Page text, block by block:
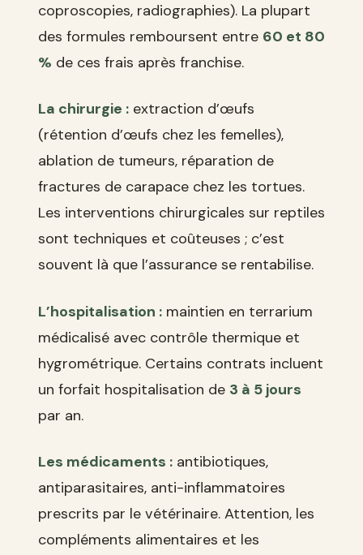
coproscopies, radiographies). La plupart
des formules remboursent entre 60 et 80
% de ces frais après franchise.
La chirurgie : extraction d’œufs
(rétention d’œufs chez les femelles),
ablation de tumeurs, réparation de
fractures de carapace chez les tortues.
Les interventions chirurgicales sur reptiles
sont techniques et coûteuses ; c’est
souvent là que l’assurance se rentabilise.
L’hospitalisation : maintien en terrarium
médicalisé avec contrôle thermique et
hygrométrique. Certains contrats incluent
un forfait hospitalisation de 3 à 5 jours
par an.
Les médicaments : antibiotiques,
antiparasitaires, anti-inflammatoires
prescrits par le vétérinaire. Attention, les
compléments alimentaires et les